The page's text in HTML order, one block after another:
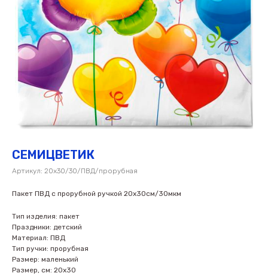
СЕМИЦВЕТИК
Артикул: 20х30/30/ПВД/прорубная
Пакет ПВД с прорубной ручкой 20х30см/30мкм
Тип изделия: пакет
Праздники: детский
Материал: ПВД
Тип ручки: прорубная
Размер: маленький
Размер, см: 20х30